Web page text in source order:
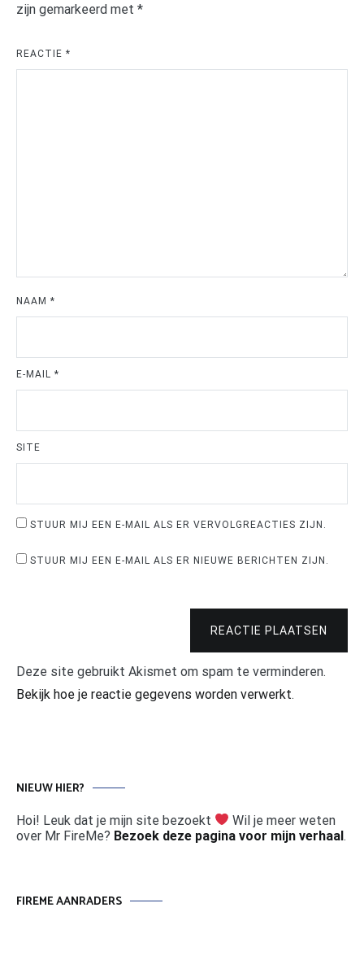
zijn gemarkeerd met *
REACTIE *
NAAM *
E-MAIL *
SITE
STUUR MIJ EEN E-MAIL ALS ER VERVOLGREACTIES ZIJN.
STUUR MIJ EEN E-MAIL ALS ER NIEUWE BERICHTEN ZIJN.
REACTIE PLAATSEN
Deze site gebruikt Akismet om spam te verminderen.
Bekijk hoe je reactie gegevens worden verwerkt.
NIEUW HIER?
Hoi! Leuk dat je mijn site bezoekt
Wil je meer weten
over Mr FireMe? Bezoek deze pagina voor mijn verhaal.
FIREME AANRADERS